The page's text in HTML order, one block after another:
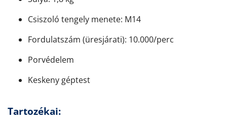
Csiszoló tengely menete: M14
Fordulatszám (üresjárati): 10.000/perc
Porvédelem
Keskeny géptest
Tartozékai: